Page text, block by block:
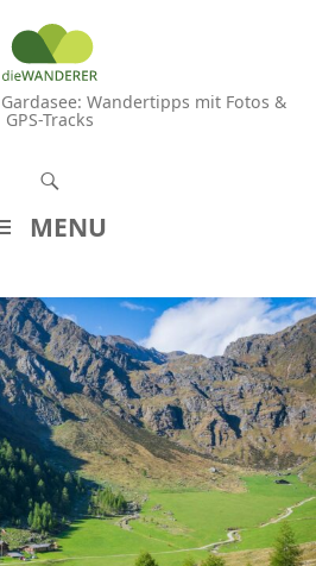
Wandertipps mit Fotos &
GPS-Tracks
MENU